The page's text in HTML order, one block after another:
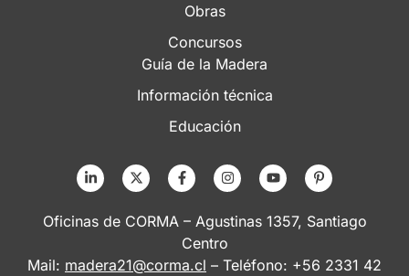
Obras
Concursos
Guía de la Madera
Información técnica
Educación
Oficinas de CORMA – Agustinas 1357, Santiago
Centro
Mail: madera21@corma.cl – Teléfono: +56 2331 42